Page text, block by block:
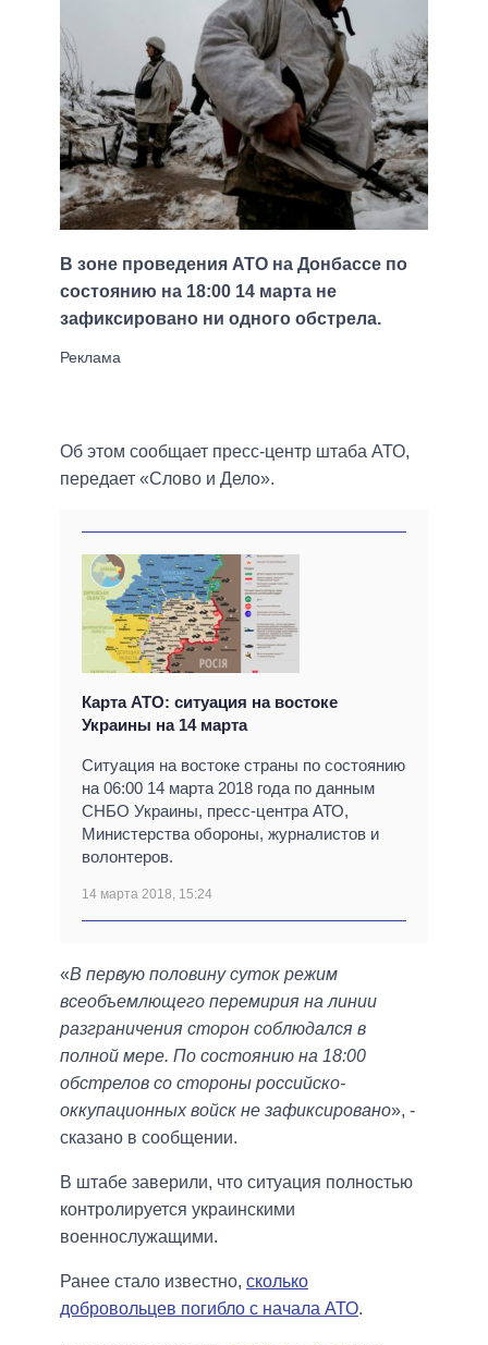
В зоне проведения АТО на Донбассе по
состоянию на 18:00 14 марта не
зафиксировано ни одного обстрела.
Об этом сообщает пресс-центр штаба АТО,
передает «Слово и Дело».
Карта АТО: ситуация на востоке
Украины на 14 марта
Ситуация на востоке страны по состоянию
на 06:00 14 марта 2018 года по данным
СНБО Украины, пресс-центра АТО,
Министерства обороны, журналистов и
волонтеров.
14 марта 2018, 15:24
«В первую половину суток режим
всеобъемлющего перемирия на линии
разграничения сторон соблюдался в
полной мере. По состоянию на 18:00
обстрелов со стороны российско-
оккупационных войск не зафиксировано», -
сказано в сообщении.
В штабе заверили, что ситуация полностью
контролируется украинскими
военнослужащими.
Ранее стало известно, сколько
добровольцев погибло с начала АТО.